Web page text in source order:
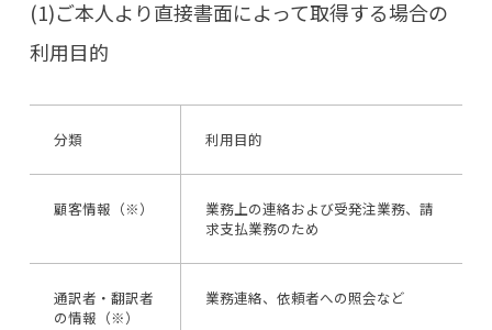
(1)ご本人より直接書面によって取得する場合の
利用目的
分類 利用目的
顧客情報（※）
業務上の連絡および受発注業務、請
求支払業務のため
通訳者・翻訳者
の情報（※）
業務連絡、依頼者への照会など